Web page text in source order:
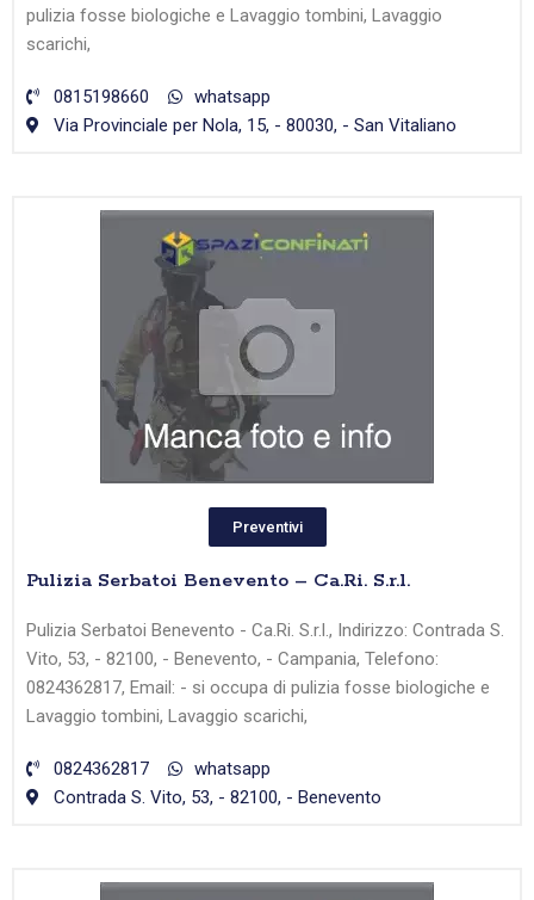
pulizia fosse biologiche e Lavaggio tombini, Lavaggio
scarichi,
0815198660
whatsapp
Via Provinciale per Nola, 15, - 80030, - San Vitaliano
Preventivi
Pulizia Serbatoi Benevento – Ca.Ri. S.r.l.
Pulizia Serbatoi Benevento - Ca.Ri. S.r.l., Indirizzo: Contrada S.
Vito, 53, - 82100, - Benevento, - Campania, Telefono:
0824362817, Email: - si occupa di pulizia fosse biologiche e
Lavaggio tombini, Lavaggio scarichi,
0824362817
whatsapp
Contrada S. Vito, 53, - 82100, - Benevento